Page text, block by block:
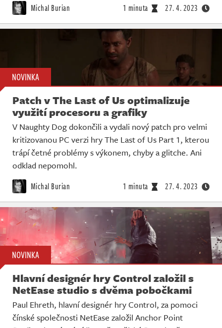
Michal Burian 1 minuta 27. 4. 2023
NOVINKA
Patch v The Last of Us optimalizuje
využití procesoru a grafiky
V Naughty Dog dokončili a vydali nový patch pro velmi
kritizovanou PC verzi hry The Last of Us Part 1, kterou
trápí četné problémy s výkonem, chyby a glitche. Ani
odklad nepomohl.
Michal Burian 1 minuta 27. 4. 2023
NOVINKA
Hlavní designér hry Control založil s
NetEase studio s dvěma pobočkami
Paul Ehreth, hlavní designér hry Control, za pomoci
čínské společnosti NetEase založil Anchor Point